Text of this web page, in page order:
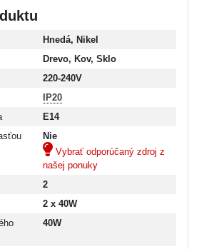
Hnedá, Nikel
Drevo, Kov, Sklo
220-240V
IP20
E14
Nie
Vybrať odporúčaný zdroj z
našej ponuky
2
2 x 40W
40W